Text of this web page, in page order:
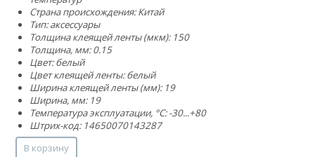
Страна происхождения: Китай
Тип: аксессуары
Толщина клеящей ленты (мкм): 150
Толщина, мм: 0.15
Цвет: белый
Цвет клеящей ленты: белый
Ширина клеящей ленты (мм): 19
Ширина, мм: 19
Температура эксплуатации, °C: -30...+80
Штрих-код: 14650070143287
В корзину